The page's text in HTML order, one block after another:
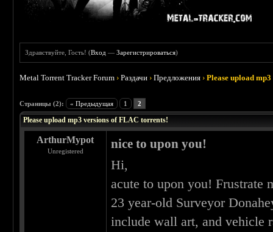
Здравствуйте, Гость! (Вход —Зарегистрироваться)
Metal Torrent Tracker Forum ›Раздачи ›Предложения ›Please upload
Страницы (2): « Предыдущая 1 2
Please upload mp3 versions of FLAC torrents!
ArthurMypot
Unregistered
nice to upon you!
Hi,
acute to upon you! Frustrate
23 year-old Surveyor
include wall art, and vehicle